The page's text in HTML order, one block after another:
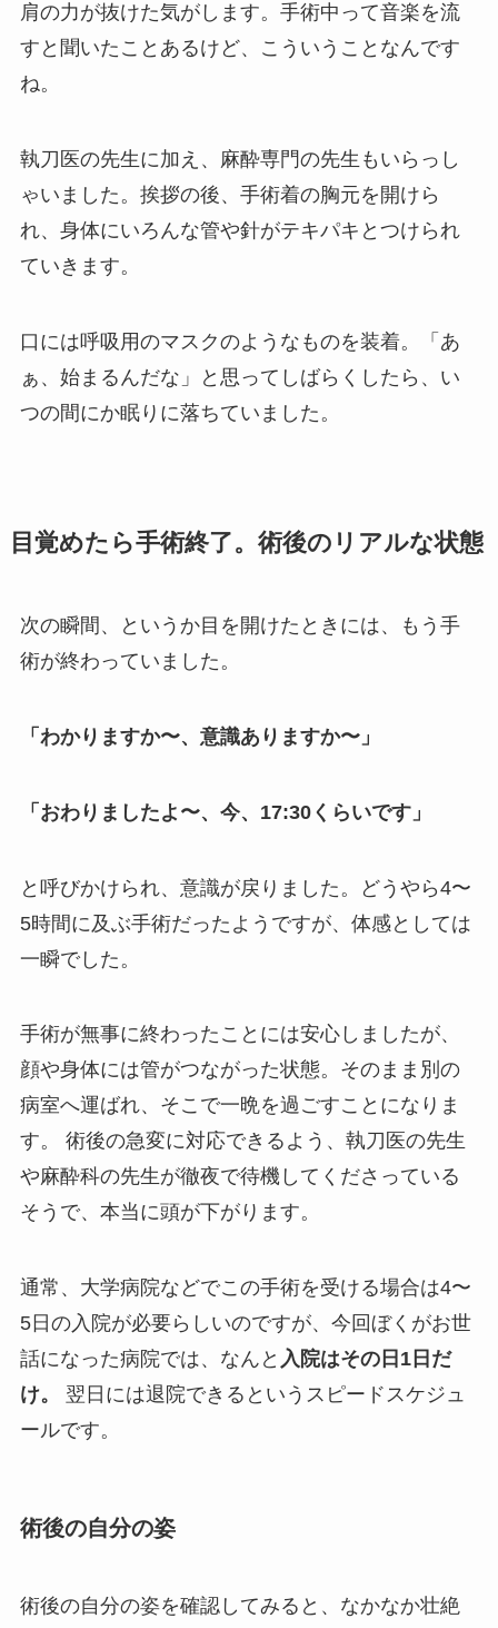
肩の力が抜けた気がします。手術中って音楽を流
すと聞いたことあるけど、こういうことなんです
ね。
執刀医の先生に加え、麻酔専門の先生もいらっし
ゃいました。挨拶の後、手術着の胸元を開けら
れ、身体にいろんな管や針がテキパキとつけられ
ていきます。
口には呼吸用のマスクのようなものを装着。「あ
ぁ、始まるんだな」と思ってしばらくしたら、い
つの間にか眠りに落ちていました。
目覚めたら手術終了。術後のリアルな状態
次の瞬間、というか目を開けたときには、もう手
術が終わっていました。
「わかりますか〜、意識ありますか〜」
「おわりましたよ〜、今、17:30くらいです」
と呼びかけられ、意識が戻りました。どうやら4〜
5時間に及ぶ手術だったようですが、体感としては
一瞬でした。
手術が無事に終わったことには安心しましたが、
顔や身体には管がつながった状態。そのまま別の
病室へ運ばれ、そこで一晩を過ごすことになりま
す。 術後の急変に対応できるよう、執刀医の先生
や麻酔科の先生が徹夜で待機してくださっている
そうで、本当に頭が下がります。
通常、大学病院などでこの手術を受ける場合は4〜
5日の入院が必要らしいのですが、今回ぼくがお世
話になった病院では、なんと 入院はその日1日だ
け。
翌日には退院できるというスピードスケジュ
ールです。
術後の自分の姿
術後の自分の姿を確認してみると、なかなか壮絶